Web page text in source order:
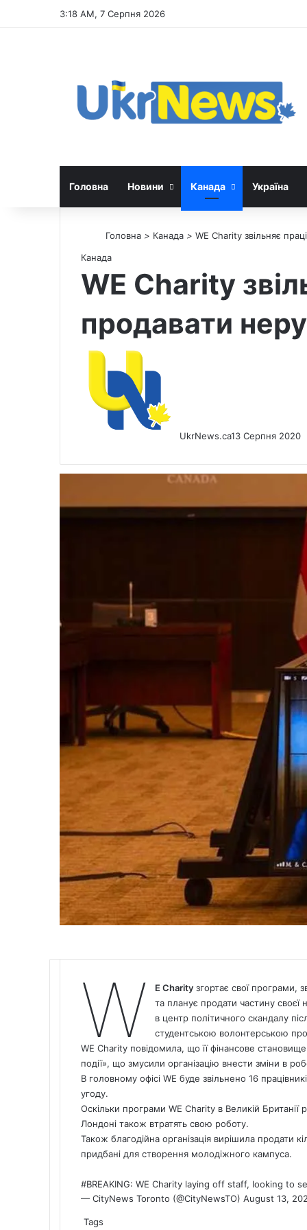
3:18 AM, 7 Серпня 2026
Головна Новини Канада Україна
Головна > Канада > WE Charity звільняє
Канада
WE Charity
продавати
UkrNews.ca13 Серпня 2020
W E Charityзгортає свої програми,
та планує продати частину своєї
в центр політичного скандалу
студентською волонтерською
WE Charity повідомила, що її фінансове
події», що змусили організацію внести зміни в
В головному офісі WE буде звільнено 16
угоду.
Оскільки програми WE Charity в Великій Британії
Лондоні також втратять свою роботу.
Також благодійна організація вирішила продати
придбані для створення молодіжного кампуса.
#BREAKING: WE Charity laying off staff, looking to
— CityNews Toronto (@CityNewsTO) August 13,
Tags